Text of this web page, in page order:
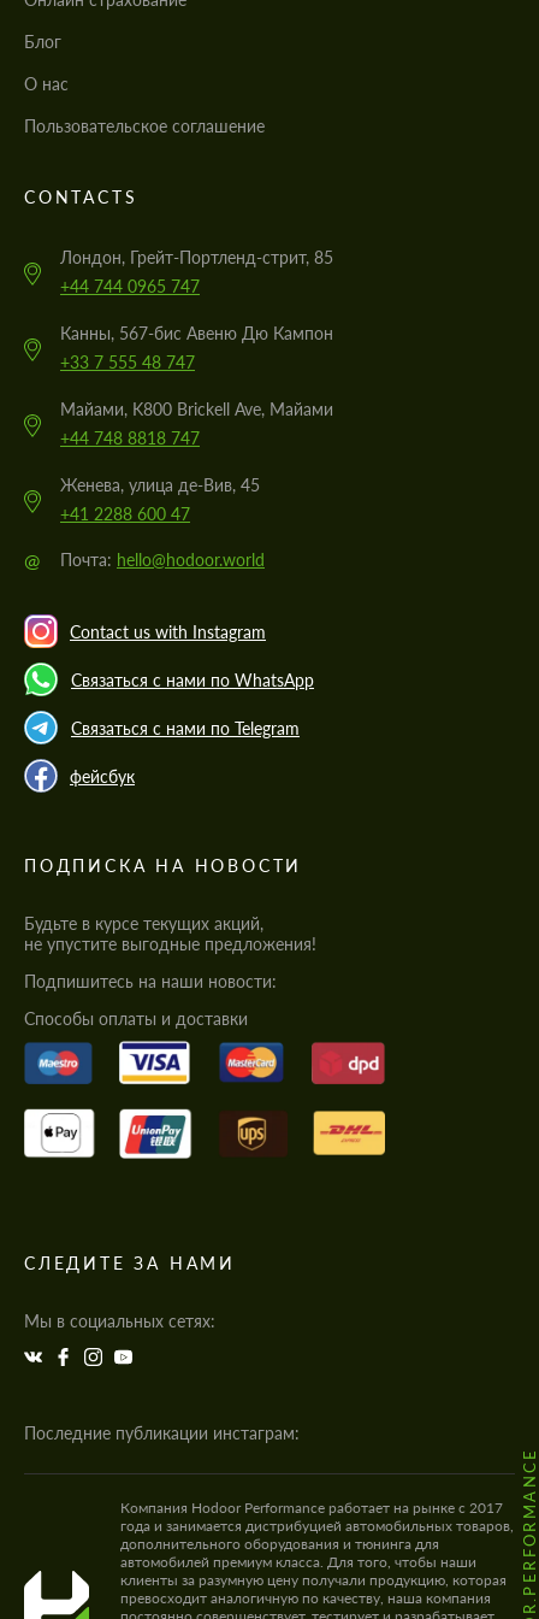
Блог
О нас
Пользовательское соглашение
CONTACTS
Лондон, Грейт-Портленд-стрит, 85
+44 744 0965 747
Канны, 567-бис Авеню Дю Кампон
+33 7 555 48 747
Майами, K800 Brickell Ave, Майами
+44 748 8818 747
Женева, улица де-Вив, 45
+41 2288 600 47
@ Почта: hello@hodoor.world
Contact us with Instagram
Связаться с нами по WhatsApp
Связаться с нами по Telegram
фейсбук
ПОДПИСКА НА НОВОСТИ
Будьте в курсе текущих акций,
не упустите выгодные предложения!
Подпишитесь на наши новости:
Cпособы оплаты и доставки
СЛЕДИТЕ ЗА НАМИ
Мы в социальных сетях:
Последние публикации инстаграм:
Компания Hodoor Performance работает на рынке с 2017
года и занимается дистрибуцией автомобильных товаров,
дополнительного оборудования и тюнинга для
автомобилей премиум класса. Для того, чтобы наши
клиенты за разумную цену получали продукцию, которая
превосходит аналогичную по качеству, наша компания
Мы говорим на вашем языке
Мы говорим на вашем языке
Мы говорим на вашем языке
Мы говорим на вашем языке